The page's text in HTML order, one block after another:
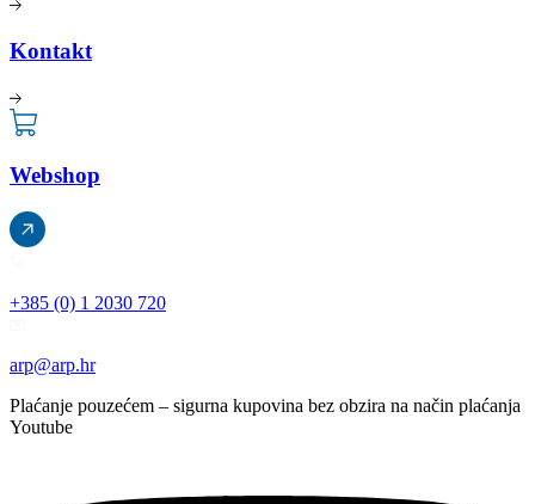
Kontakt
Webshop
+385 (0) 1 2030 720
arp@arp.hr
Plaćanje pouzećem – sigurna kupovina bez obzira na način plaćanja
Youtube